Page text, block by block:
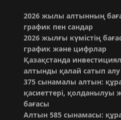
2026 жылы алтынның
график пен сандар
2026 жылғы күмістің
график және цифрлар
Қазақстанда
алтынды қалай сатып алу
375 сынамалы алтын:
қасиеттері, қолданылуы
бағасы
Алтын 585 сынамасы: